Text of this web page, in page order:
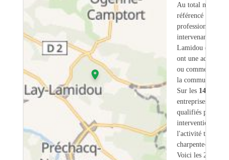
Au total nous
référencé
professionnels
intervenant sur
Lamidou (64)
ont une adresse
ou commerciale
la commune.
Sur les 14
entreprises
qualifiés pour une
intervention sur
l'activité
charpente-bois.
Voici les 20